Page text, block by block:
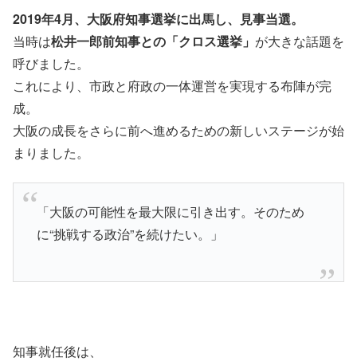
2019年4月、大阪府知事選挙に出馬し、見事当選。
当時は松井一郎前知事との「クロス選挙」 が大きな話題を
呼びました。
これにより、市政と府政の一体運営を実現する布陣が完
成。
大阪の成長をさらに前へ進めるための新しいステージが始
まりました。
「大阪の可能性を最大限に引き出す。そのため
に“挑戦する政治”を続けたい。」
知事就任後は、